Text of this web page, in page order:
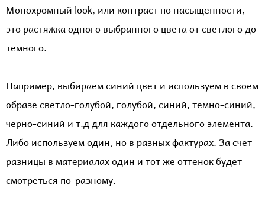
Монохромный look, или контраст по насыщенности, -
это растяжка одного выбранного цвета от светлого до
темного.
Например, выбираем синий цвет и используем в своем
образе светло-голубой, голубой, синий, темно-синий,
черно-синий и т.д для каждого отдельного элемента.
Либо используем один, но в разных фактурах. За счет
разницы в материалах один и тот же оттенок будет
смотреться по-разному.